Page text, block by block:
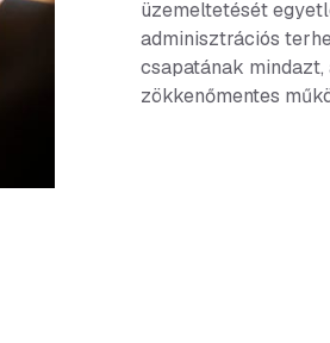
üzemeltetését
adminisztrációs
csapatának
zökkenőmentes